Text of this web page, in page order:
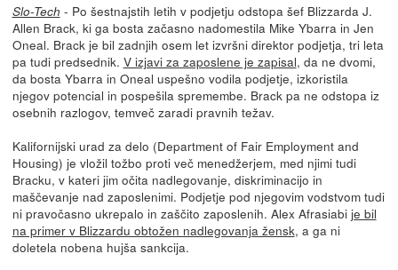
Slo-Tech - Po šestnajstih letih v podjetju odstopa šef Blizzarda J.
Allen Brack, ki ga bosta začasno nadomestila Mike Ybarra in Jen
Oneal. Brack je bil zadnjih osem let izvršni direktor podjetja, tri leta
pa tudi predsednik. V izjavi za zaposlene je zapisal, da ne dvomi,
da bosta Ybarra in Oneal uspešno vodila podjetje, izkoristila
njegov potencial in pospešila spremembe. Brack pa ne odstopa iz
osebnih razlogov, temveč zaradi pravnih težav.
Kalifornijski urad za delo (Department of Fair Employment and
Housing) je vložil tožbo proti več menedžerjem, med njimi tudi
Bracku, v kateri jim očita nadlegovanje, diskriminacijo in
maščevanje nad zaposlenimi. Podjetje pod njegovim vodstvom tudi
ni pravočasno ukrepalo in zaščito zaposlenih. Alex Afrasiabi je bil
na primer v Blizzardu obtožen nadlegovanja žensk, a ga ni
doletela nobena hujša sankcija.